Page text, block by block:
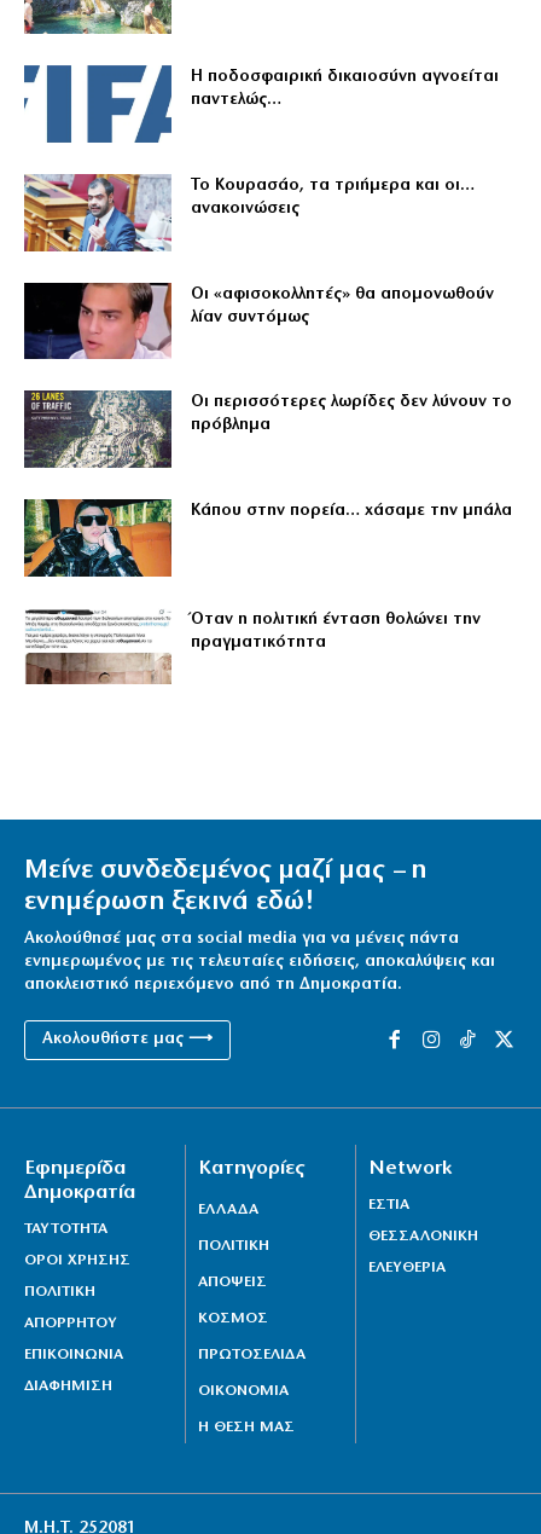
Η ποδοσφαιρική δικαιοσύνη αγνοείται
παντελώς…
Το Κουρασάο, τα τριήμερα και οι…
ανακοινώσεις
Οι «αφισοκολλητές» θα απομονωθούν
λίαν συντόμως
Οι περισσότερες λωρίδες δεν λύνουν το
πρόβλημα
Κάπου στην πορεία… χάσαμε την μπάλα
Όταν η πολιτική ένταση θολώνει την
πραγματικότητα
Μείνε συνδεδεμένος μαζί μας – η
ενημέρωση ξεκινά εδώ!
Ακολούθησέ μας στα social media για να μένεις πάντα
ενημερωμένος με τις τελευταίες ειδήσεις, αποκαλύψεις και
αποκλειστικό περιεχόμενο από τη Δημοκρατία.
Ακολουθήστε μας ⟶
Εφημερίδα
Δημοκρατία
ΤΑΥΤΟΤΗΤΑ
ΟΡΟΙ ΧΡΗΣΗΣ
ΠΟΛΙΤΙΚΗ
ΑΠΟΡΡΗΤΟΥ
ΕΠΙΚΟΙΝΩΝΙΑ
ΔΙΑΦΗΜΙΣΗ
Κατηγορίες
ΕΛΛΑΔΑ
ΠΟΛΙΤΙΚΗ
ΑΠΟΨΕΙΣ
ΚΟΣΜΟΣ
ΠΡΩΤΟΣΕΛΙΔΑ
ΟΙΚΟΝΟΜΙΑ
Η ΘΕΣΗ ΜΑΣ
Network
ΕΣΤΙΑ
ΘΕΣΣΑΛΟΝΙΚΗ
ΕΛΕΥΘΕΡΙΑ
Μ.Η.Τ. 252081